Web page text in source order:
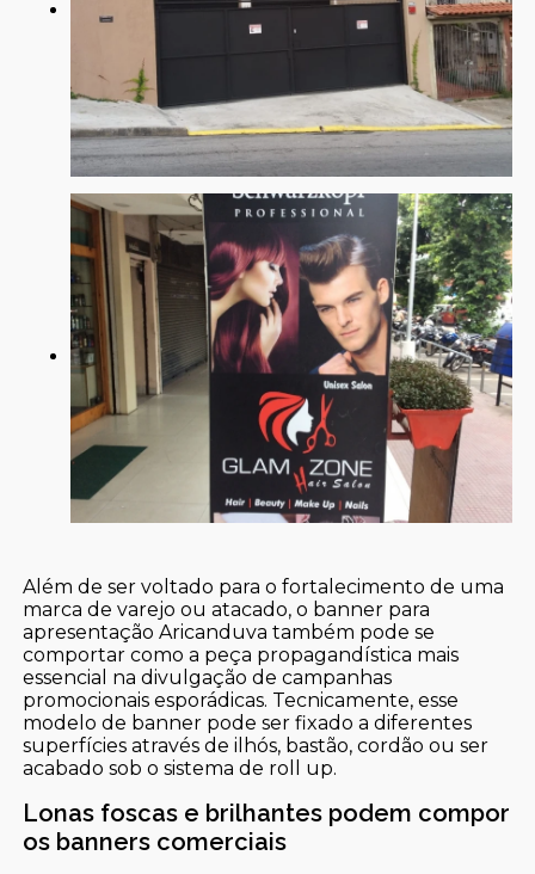
Além de ser voltado para o fortalecimento de uma
marca de varejo ou atacado, o banner para
apresentação Aricanduva também pode se
comportar como a peça propagandística mais
essencial na divulgação de campanhas
promocionais esporádicas. Tecnicamente, esse
modelo de banner pode ser fixado a diferentes
superfícies através de ilhós, bastão, cordão ou ser
acabado sob o sistema de roll up.
Lonas foscas e brilhantes podem compor
os banners comerciais